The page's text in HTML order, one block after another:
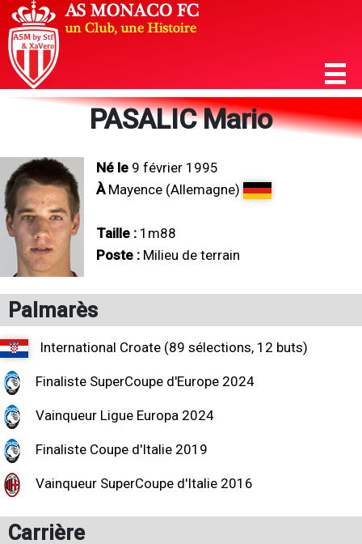
PASALIC Mario
Né le 9 février 1995
ÀMayence (Allemagne)
Taille : 1m88
Poste : Milieu de terrain
Palmarès
International Croate (89 sélections, 12 buts)
Finaliste SuperCoupe d'Europe 2024
Vainqueur Ligue Europa 2024
Finaliste Coupe d'Italie 2019
Vainqueur SuperCoupe d'Italie 2016
Carrière